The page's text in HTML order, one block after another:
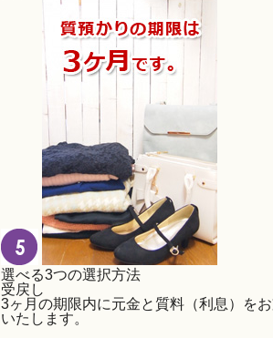
選べる3つの選択方法
受戻し
3ヶ月の期限内に元金と質料（利息）を
いたします。